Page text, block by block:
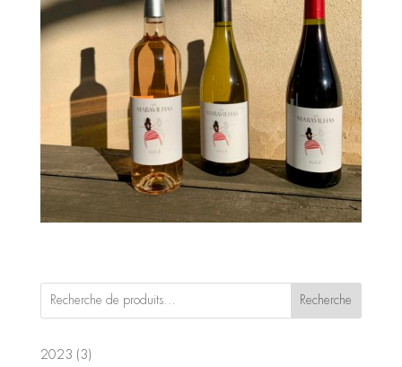
Recherche
2023 33